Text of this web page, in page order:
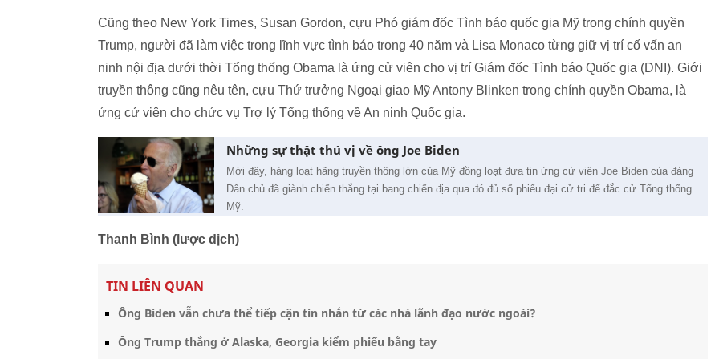
Cũng theo New York Times, Susan Gordon, cựu Phó giám đốc Tình báo quốc gia Mỹ trong chính quyền
Trump, người đã làm việc trong lĩnh vực tình báo trong 40 năm và Lisa Monaco từng giữ vị trí cố vấn an
ninh nội địa dưới thời Tổng thống Obama là ứng cử viên cho vị trí Giám đốc Tình báo Quốc gia (DNI). Giới
truyền thông cũng nêu tên, cựu Thứ trưởng Ngoại giao Mỹ Antony Blinken trong chính quyền Obama, là
ứng cử viên cho chức vụ Trợ lý Tổng thống về An ninh Quốc gia.
Những sự thật thú vị về ông Joe Biden
Mới đây, hàng loạt hãng truyền thông lớn của Mỹ đồng loạt đưa tin ứng cử viên Joe Biden của đảng
Dân chủ đã giành chiến thắng tại bang chiến địa qua đó đủ số phiếu đại cử tri để đắc cử Tổng thống
Mỹ.
Thanh Bình (lược dịch)
TIN LIÊN QUAN
Ông Biden vẫn chưa thể tiếp cận tin nhắn từ các nhà lãnh đạo nước ngoài?
Ông Trump thắng ở Alaska, Georgia kiểm phiếu bằng tay